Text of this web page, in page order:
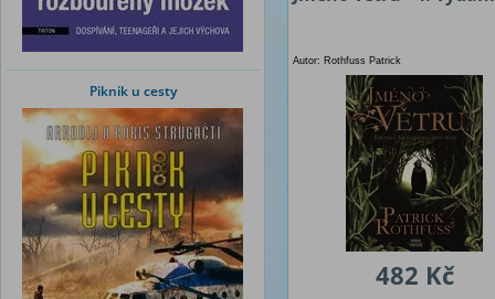
Piknik u cesty
Autor: Rothfuss Patrick
482 Kč